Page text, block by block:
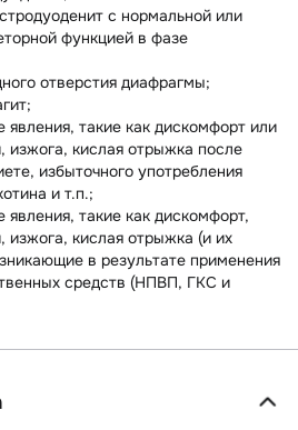
с нормальной или
функцией в фазе
отверстия диафрагмы;
явления, такие как дискомфорт или
изжога, кислая отрыжка после
избыточного употребления
и т.п.;
явления, такие как дискомфорт,
изжога, кислая отрыжка (и их
в результате применения
средств (НПВП, ГКС и